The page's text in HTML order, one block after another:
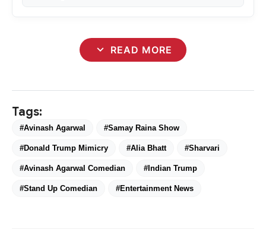
expand_more READ MORE
Tags:
#Avinash Agarwal #Samay Raina Show
#Donald Trump Mimicry #Alia Bhatt #Sharvari
#Avinash Agarwal Comedian #Indian Trump
#Stand Up Comedian #Entertainment News